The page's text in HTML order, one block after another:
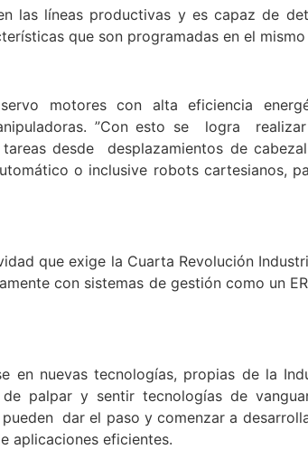
las líneas productivas y es capaz de
que son programadas en el
motores con alta eficiencia
”Con esto se logra
desde desplazamientos de
o inclusive robots cartesianos,
que exige la Cuarta Revolución
con sistemas de gestión como un
nuevas tecnologías, propias de la
palpar y sentir tecnologías de
dar el paso y comenzar a
aplicaciones eficientes.